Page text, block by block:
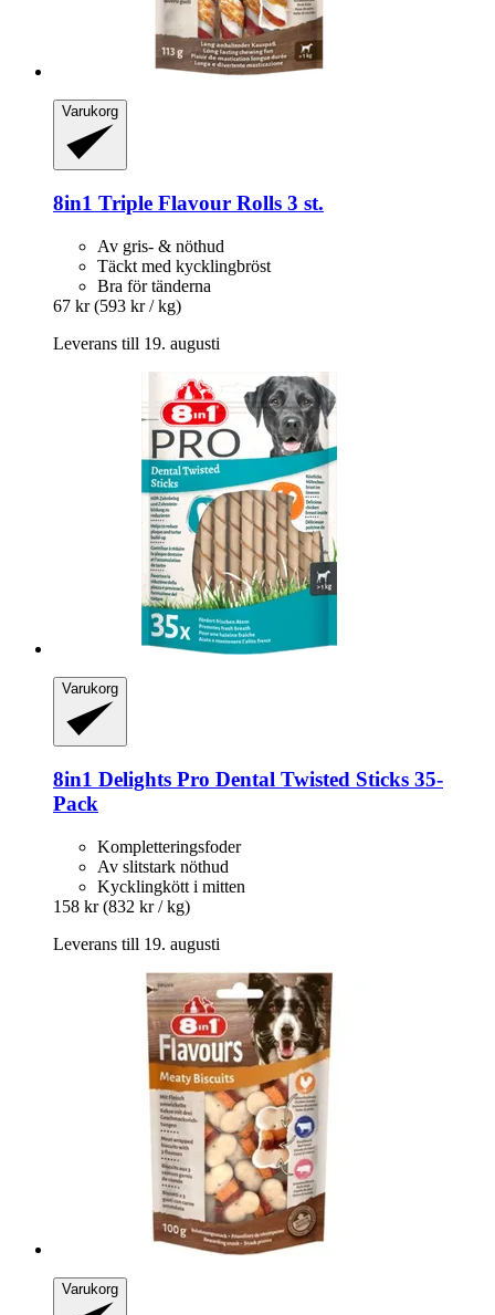
Varukorg
8in1 Triple Flavour Rolls 3 st.
Av gris- & nöthud
Täckt med kycklingbröst
Bra för tänderna
67 kr (593 kr / kg)
Leverans till 19. augusti
Varukorg
8in1 Delights Pro Dental Twisted Sticks 35-​
Pack
Kompletteringsfoder
Av slitstark nöthud
Kycklingkött i mitten
158 kr (832 kr / kg)
Leverans till 19. augusti
Varukorg